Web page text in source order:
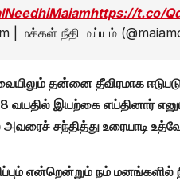
https://t.co/
| மக்கள் நீதி மய்யம்
தன்னை தீவிரமாக
வயதில் இயற்கை எய்தினார்
அவரைச் சந்தித்து உரையாடி
என்றென்றும் நம்